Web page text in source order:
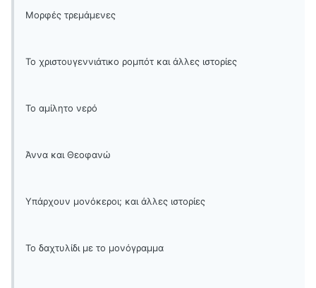
Μορφές τρεμάμενες
Το χριστουγεννιάτικο ρομπότ και άλλες ιστορίες
Το αμίλητο νερό
Άννα και Θεοφανώ
Υπάρχουν μονόκεροι; και άλλες ιστορίες
Το δαχτυλίδι με το μονόγραμμα